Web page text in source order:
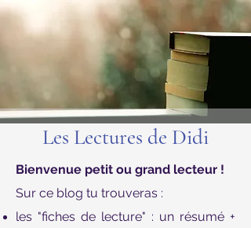
Les Lectures de Didi
Bienvenue petit ou grand lecteur !
Sur ce blog tu trouveras :
les "fiches de lecture" : un résumé +